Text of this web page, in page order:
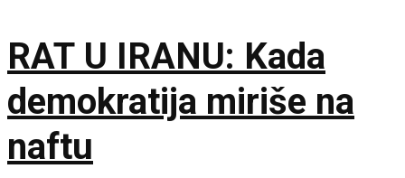
RAT U IRANU: Kada
demokratija miriše na
naftu